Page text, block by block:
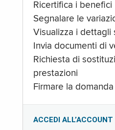
Ricertifica i benefici
Segnalare le
Visualizza i dettagli
Invia documenti di
Richiesta di
prestazioni
Firmare la domanda
ACCEDI ALL’ACCOUNT